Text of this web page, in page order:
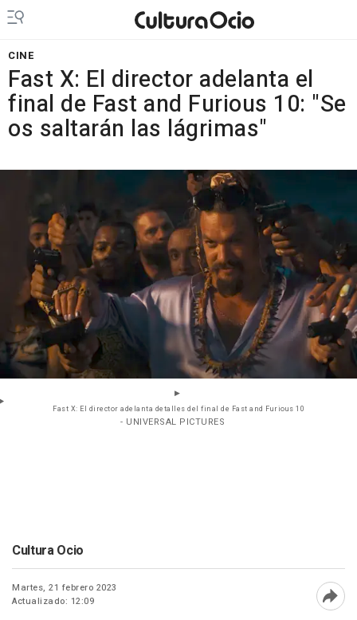
CINE
Fast X: El director adelanta el
final de Fast and Furious 10: "Se
os saltarán las lágrimas"
Fast X: El director adelanta detalles del final de Fast and Furious 10
- UNIVERSAL PICTURES
Cultura Ocio
Martes, 21 febrero 2023
Actualizado: 12:09